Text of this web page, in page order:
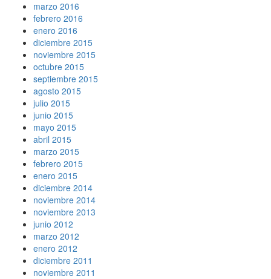
marzo 2016
febrero 2016
enero 2016
diciembre 2015
noviembre 2015
octubre 2015
septiembre 2015
agosto 2015
julio 2015
junio 2015
mayo 2015
abril 2015
marzo 2015
febrero 2015
enero 2015
diciembre 2014
noviembre 2014
noviembre 2013
junio 2012
marzo 2012
enero 2012
diciembre 2011
noviembre 2011